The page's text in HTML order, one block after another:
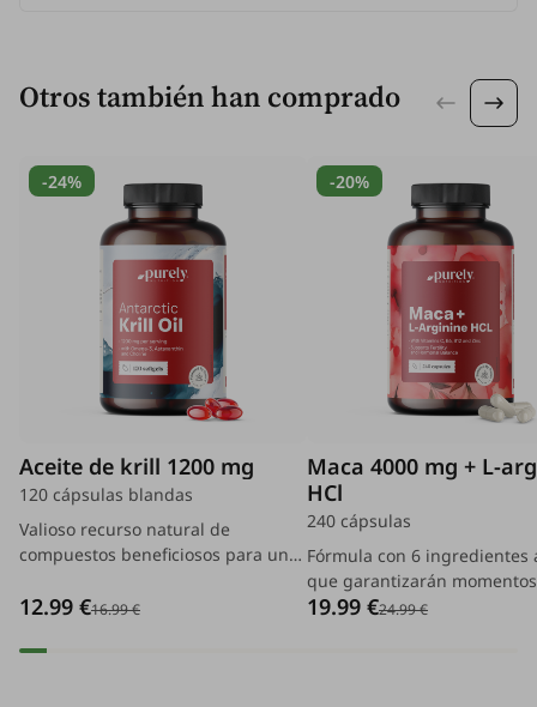
Otros también han comprado
-24%
Aceite de krill 1200 mg
120 cápsulas blandas
Valioso recurso natural de
compuestos beneficiosos para un
organismo.
12.99 €16.99 €
-20%
Maca 4000 mg + L-
HCl
240 cápsulas
Fórmula con 6 ingredientes
que garantizarán
agradables en pareja.
19.99 €24.99 €